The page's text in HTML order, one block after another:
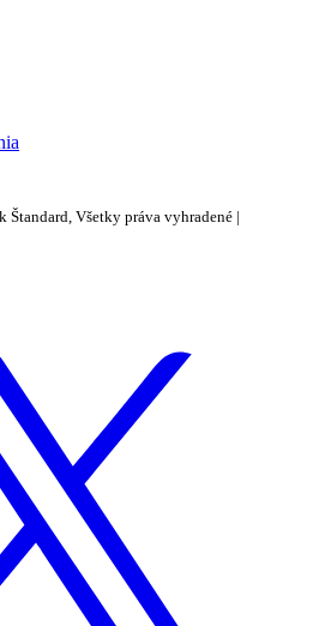
Štandard, Všetky práva vyhradené |